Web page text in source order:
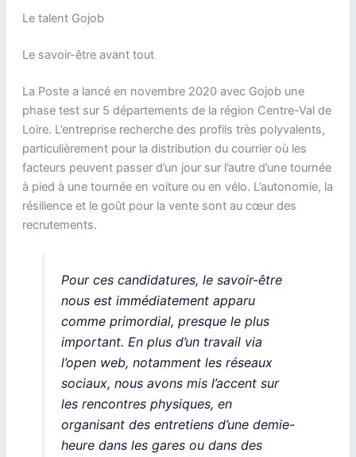
Le talent Gojob
Le savoir-être avant tout
La Poste a lancé en novembre 2020 avec Gojob une
phase test sur 5 départements de la région Centre-Val de
Loire. L’entreprise recherche des profils très polyvalents,
particulièrement pour la distribution du courrier où les
facteurs peuvent passer d’un jour sur l’autre d’une tournée
à pied à une tournée en voiture ou en vélo. L’autonomie, la
résilience et le goût pour la vente sont au cœur des
recrutements.
Pour ces candidatures, le savoir-être
nous est immédiatement apparu
comme primordial, presque le plus
important. En plus d’un travail via
l’open web, notamment les réseaux
sociaux, nous avons mis l’accent sur
les rencontres physiques, en
organisant des entretiens d’une demie-
heure dans les gares ou dans des